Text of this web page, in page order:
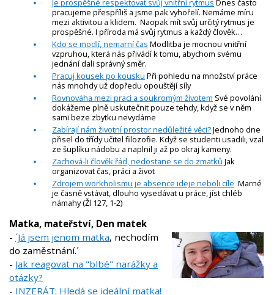
Je prospěšné respektovat svůj vnitřní rytmus Dnes často
pracujeme přespříliš a jsme pak vyhořelí. Nemáme míru
mezi aktivitou a klidem. Naopak mít svůj určitý rytmus je
prospěšné. I příroda má svůj rytmus a každý člověk…
Kdo se modlí, nemarní čas Modlitba je mocnou vnitřní
vzpruhou, která nás přivádí k tomu, abychom svému
jednání dali správný směr.
Pracuj kousek po kousku Při pohledu na množství práce
nás mnohdy už dopředu opouštějí síly
Rovnováha mezi prací a soukromým životem Své povolání
dokážeme plně uskutečnit pouze tehdy, když se v něm
sami beze zbytku nevydáme
Zabírají nám životní prostor nedůležité věci?Jednoho dne
přisel do třídy učitel filozofie. Když se studenti usadili, vzal
ze šuplíku nádobu a naplnil ji až po okraj kameny.
Zachová-li člověk řád, nedostane se do zmatků Jak
organizovat čas, práci a život
Zdrojem workholismu je absence ideje neboli cíle Marné
je časně vstávat, dlouho vysedávat u práce, jíst chléb
námahy (Žl 127, 1-2)
Matka, mateřství, Den matek
- ´Já jsem jenom matka, nechodím
do zaměstnání.´
- Jak reagovat na "blbé" narážky a
otázky?
- INZERÁT: Hledá se ideální matka!